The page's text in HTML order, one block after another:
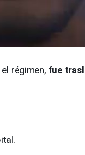
régimen, fue